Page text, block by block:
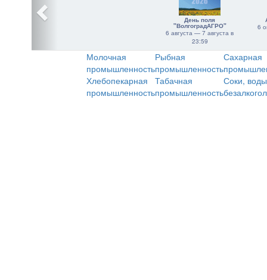
День поля
"ВолгоградАГРО"
6 августа — 7 августа в
23:59
6
Молочная
промышленность
Рыбная
промышленность
Сахарная
Хлебопекарная
промышленность
Табачная
промышленность
Соки,